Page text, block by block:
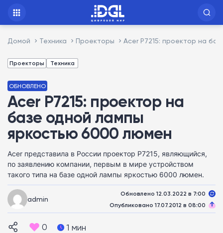
Домой Техника Проекторы Acer P7215: проектор на
Проекторы Техника
ОБНОВЛЕНО
Acer P7215: проектор на
базе одной лампы
яркостью 6000 люмен
Acer представила в России проектор P7215, являющийся,
по заявлению компании, первым в мире устройством
такого типа на базе одной лампы яркостью 6000 люмен.
admin
Обновлено 12.03.2022 в 7:00
Опубликовано 17.07.2012 в 08:00
0 1 мин